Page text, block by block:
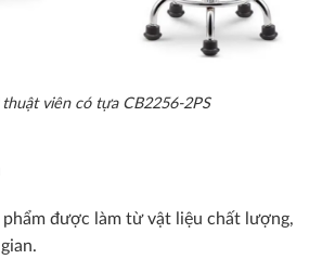
viên có tựa CB2256-2PS
được làm từ vật liệu chất lượng,